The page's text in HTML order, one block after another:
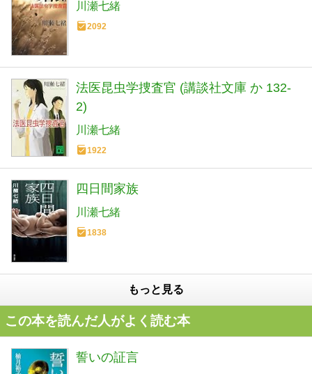
川瀬七緒
2092
法医昆虫学捜査官 (講談社文庫 か 132-
2)
川瀬七緒
1922
四日間家族
川瀬七緒
1838
もっと見る
この本を読んだ人がよく読む本
誓いの証言